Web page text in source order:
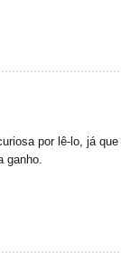
por lê-lo, já
ganho.